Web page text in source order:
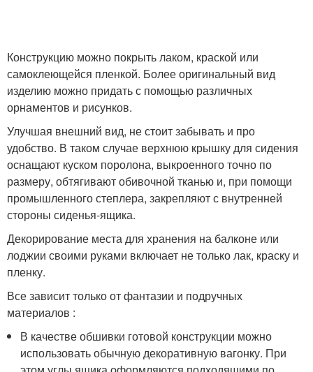
Конструкцию можно покрыть лаком, краской или
самоклеющейся пленкой. Более оригинальный вид
изделию можно придать с помощью различных
орнаментов и рисунков.
Улучшая внешний вид, не стоит забывать и про
удобство. В таком случае верхнюю крышку для сидения
оснащают куском поролона, выкроенного точно по
размеру, обтягивают обивочной тканью и, при помощи
промышленного степлера, закрепляют с внутренней
стороны сиденья-ящика.
Декорирование места для хранения на балконе или
лоджии своими руками включает не только лак, краску и
пленку.
Все зависит только от фантазии и подручных
материалов :
В качестве обшивки готовой конструкции можно
использовать обычную декоративную вагонку. При